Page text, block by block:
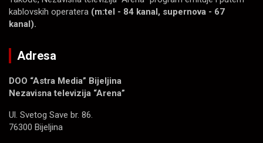
kablovskih operatera (m:tel - 84 kanal, supernova - 67
kanal).
Adresa
DOO “Astra Media” Bijeljina
Nezavisna televizija “Arena”
Ul. Svetog Save br. 86.
76300 Bijeljina